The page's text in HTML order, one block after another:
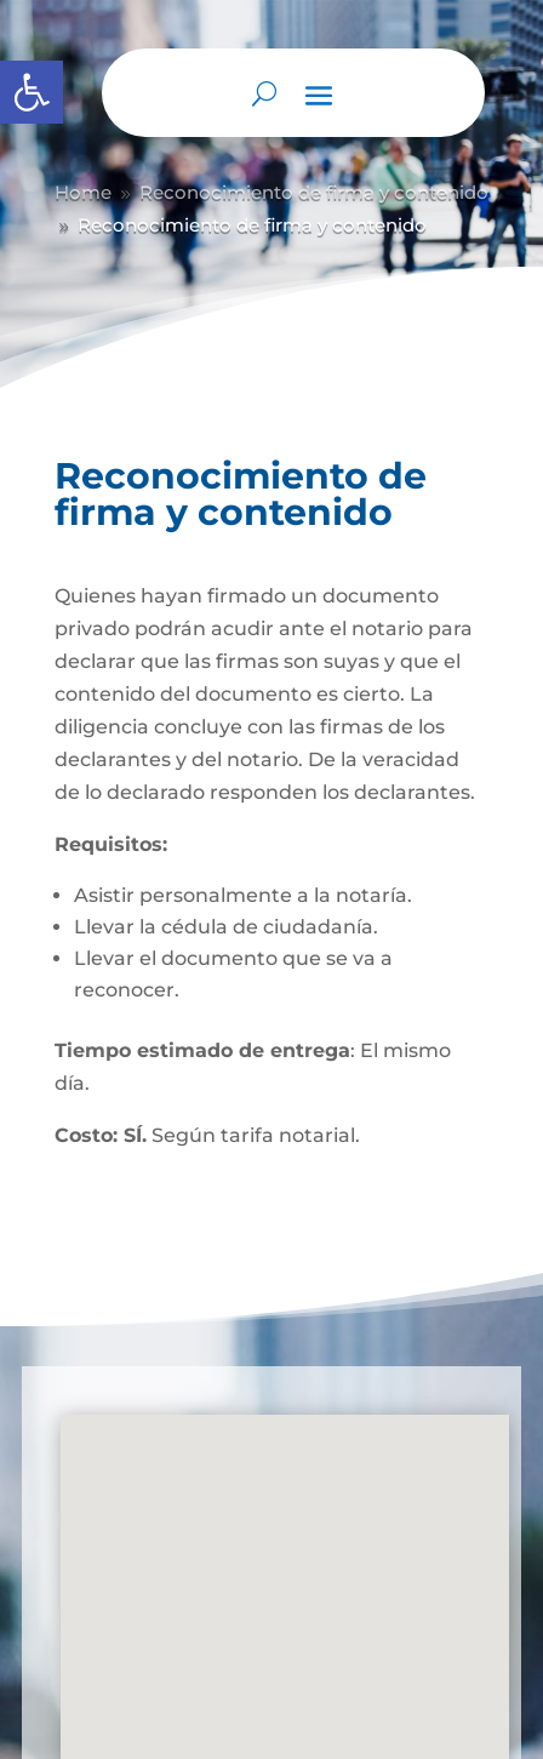
Abrir barra de herramientas
Home 9 Reconocimiento de firma y contenido
9 Reconocimiento de firma y contenido
Reconocimiento de
firma y contenido
Quienes hayan firmado un documento
privado podrán acudir ante el notario para
declarar que las firmas son suyas y que el
contenido del documento es cierto. La
diligencia concluye con las firmas de los
declarantes y del notario. De la veracidad
de lo declarado responden los declarantes.
Requisitos:
Asistir personalmente a la notaría.
Llevar la cédula de ciudadanía.
Llevar el documento que se va a
reconocer.
Tiempo estimado de entrega: El mismo
día.
Costo: SÍ.Según tarifa notarial.